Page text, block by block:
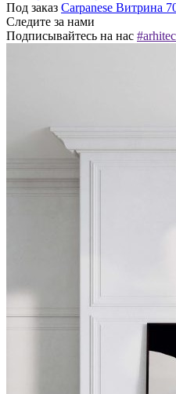
Под заказ Carpanese Витрина
Следите за нами
Подписывайтесь на нас